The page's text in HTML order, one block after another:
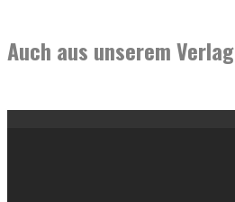
Auch aus unserem Verlag